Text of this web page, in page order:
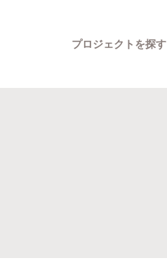
プロジェクトを探す